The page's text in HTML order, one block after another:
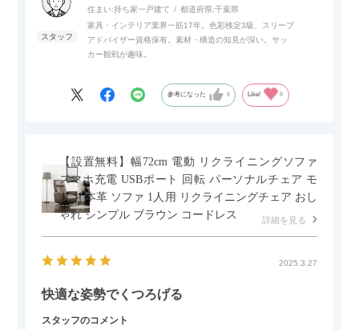
サイドボードとして多目的な用途に対応しています。
また、扉は横方向へのスライド式となっているので開閉時のス
ペースを最小限に抑えられ、省スペースでご利用いただけるの
住まい:持ち家一戸建て 都道府県:千葉県
家具・インテリア業界一筋17年。色彩検定3級、スリープ
アドバイザー資格保有。素材・構造の知見が深い。サッ
カー観戦が趣味。
参考になった 0 Like! 0
【設置無料】幅72cm 電動 リクライニングソファ
スマホ充電 USBポート 回転 パーソナルチェア モ
ダン 本革 ソファ 1人用 リクライニングチェア おし
ゃれ シンプル ブラウン コードレス
詳細を見る
2025.3.27
快適な姿勢でくつろげる
スタッフのコメント